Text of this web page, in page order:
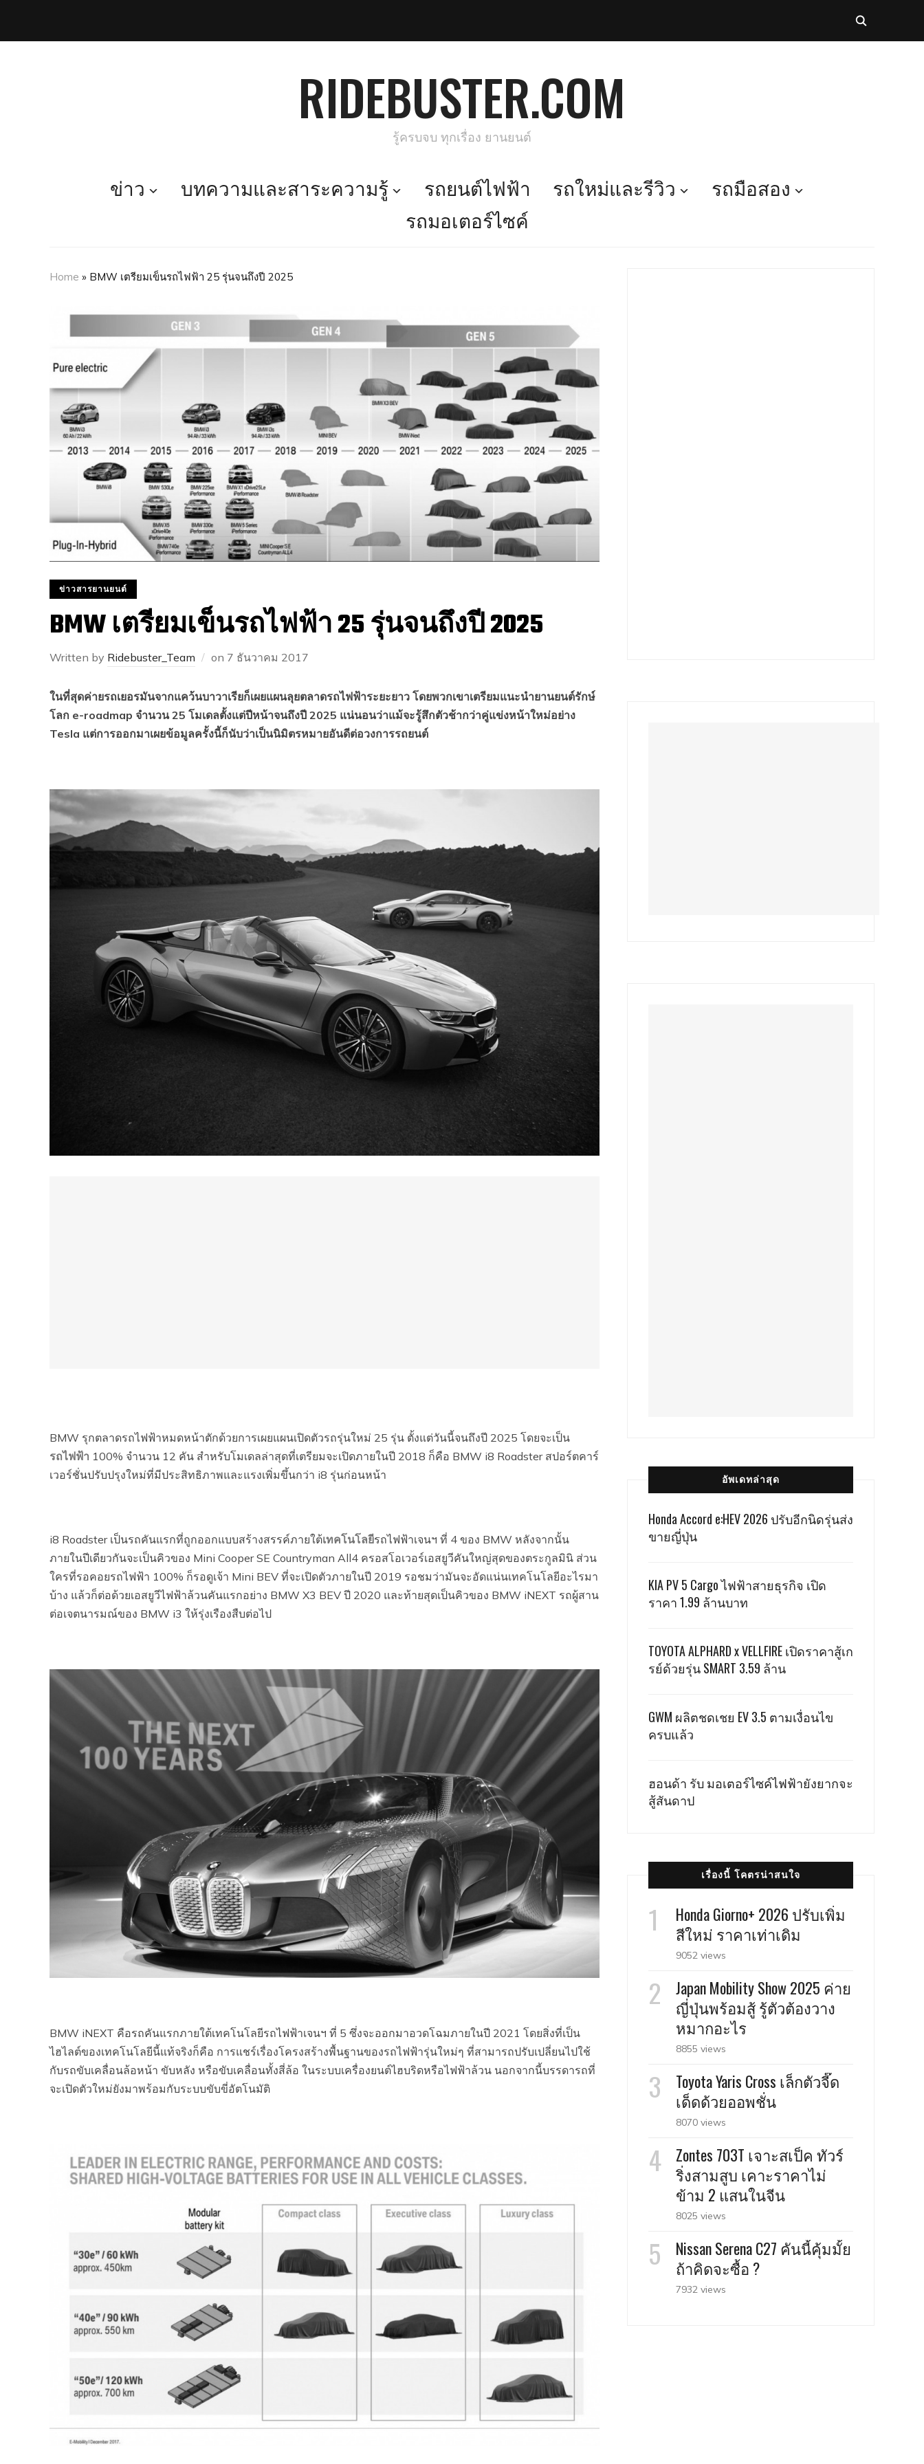
RIDEBUSTER.COM
รู้ครบจบ ทุกเรื่อง ยานยนต์
ข่าว บทความและสาระความรู้ รถยนต์ไฟฟ้า รถใหม่และรีวิว
รถมือสอง
รถมอเตอร์ไซค์
Home » BMW เตรียมเข็นรถไฟฟ้า 25 รุ่นจนถึงปี 2025
ข่าวสารยานยนต์
BMW เตรียมเข็นรถไฟฟ้า 25 รุ่นจนถึงปี 2025
Written by Ridebuster_Team on 7 ธันวาคม 2017
ในที่สุดค่ายรถเยอรมันจากแคว้นบาวาเรียก็เผยแผนลุยตลาดรถไฟฟ้าระยะยาว โดยพวกเขาเตรียมแนะนำยานยนต์รักษ์
โลก e-roadmap จำนวน 25 โมเดลตั้งแต่ปีหน้าจนถึงปี 2025 แน่นอนว่าแม้จะรู้สึกตัวช้ากว่าคู่แข่งหน้าใหม่อย่าง
Tesla แต่การออกมาเผยข้อมูลครั้งนี้ก็นับว่าเป็นนิมิตรหมายอันดีต่อวงการรถยนต์
BMW รุกตลาดรถไฟฟ้าหมดหน้าตักด้วยการเผยแผนเปิดตัวรถรุ่นใหม่ 25 รุ่น ตั้งแต่วันนี้จนถึงปี 2025 โดยจะเป็น
รถไฟฟ้า 100% จำนวน 12 คัน สำหรับโมเดลล่าสุดที่เตรียมจะเปิดภายในปี 2018 ก็คือ BMW i8 Roadster สปอร์ตคาร์
เวอร์ชั่นปรับปรุงใหม่ที่มีประสิทธิภาพและแรงเพิ่มขึ้นกว่า i8 รุ่นก่อนหน้า
i8 Roadster เป็นรถคันแรกที่ถูกออกแบบสร้างสรรค์ภายใต้เทคโนโลยีรถไฟฟ้าเจนฯ ที่ 4 ของ BMW หลังจากนั้น
ภายในปีเดียวกันจะเป็นคิวของ Mini Cooper SE Countryman All4 ครอสโอเวอร์เอสยูวีคันใหญ่สุดของตระกูลมินิ ส่วน
ใครที่รอคอยรถไฟฟ้า 100% ก็รอดูเจ้า Mini BEV ที่จะเปิดตัวภายในปี 2019 รอชมว่ามันจะอัดแน่นเทคโนโลยีอะไรมา
บ้าง แล้วก็ต่อด้วยเอสยูวีไฟฟ้าล้วนคันแรกอย่าง BMW X3 BEV ปี 2020 และท้ายสุดเป็นคิวของ BMW iNEXT รถผู้สาน
ต่อเจตนารมณ์ของ BMW i3 ให้รุ่งเรืองสืบต่อไป
BMW iNEXT คือรถคันแรกภายใต้เทคโนโลยีรถไฟฟ้าเจนฯ ที่ 5 ซึ่งจะออกมาอวดโฉมภายในปี 2021 โดยสิ่งที่เป็น
ไฮไลต์ของเทคโนโลยีนี้แท้จริงก็คือ การแชร์เรื่องโครงสร้างพื้นฐานของรถไฟฟ้ารุ่นใหม่ๆ ที่สามารถปรับเปลี่ยนไปใช้
กับรถขับเคลื่อนล้อหน้า ขับหลัง หรือขับเคลื่อนทั้งสี่ล้อ ในระบบเครื่องยนต์ไฮบริดหรือไฟฟ้าล้วน นอกจากนี้บรรดารถที่
จะเปิดตัวใหม่ยังมาพร้อมกับระบบขับขี่อัตโนมัติ
อัพเดทล่าสุด
Honda Accord e:HEV 2026 ปรับอีกนิดรุ่นส่ง
ขายญี่ปุ่น
KIA PV 5 Cargo ไฟฟ้าสายธุรกิจ เปิด
ราคา 1.99 ล้านบาท
TOYOTA ALPHARD x VELLFIRE เปิดราคาสู้เก
รย์ด้วยรุ่น SMART 3.59 ล้าน
GWM ผลิตชดเชย EV 3.5 ตามเงื่อนไข
ครบแล้ว
ฮอนด้า รับ มอเตอร์ไซค์ไฟฟ้ายังยากจะ
สู้สันดาป
เรื่องนี้ โคตรน่าสนใจ
Honda Giorno+ 2026 ปรับเพิ่ม
สีใหม่ ราคาเท่าเดิม
9052 views
Japan Mobility Show 2025 ค่าย
ญี่ปุ่นพร้อมสู้ รู้ตัวต้องวาง
หมากอะไร
8855 views
Toyota Yaris Cross เล็กตัวจี๊ด
เด็ดด้วยออพชั่น
8070 views
Zontes 703T เจาะสเป็ค ทัวร์
ริ่งสามสูบ เคาะราคาไม่
ข้าม 2 แสนในจีน
8025 views
Nissan Serena C27 คันนี้คุ้มมั้ย
ถ้าคิดจะซื้อ ?
7932 views